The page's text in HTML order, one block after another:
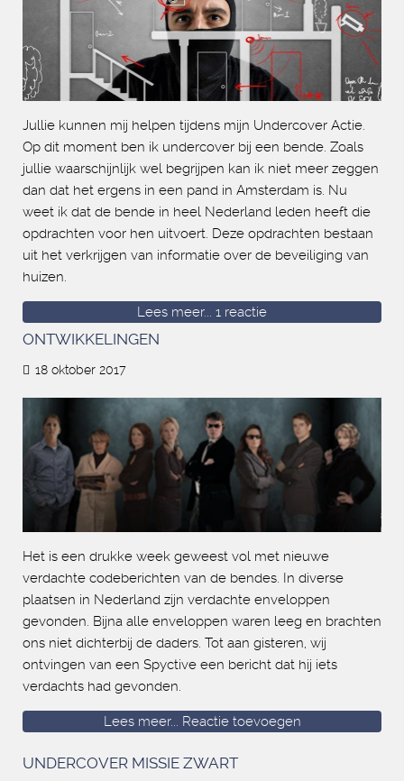
Jullie kunnen mij helpen tijdens mijn Undercover Actie.
Op dit moment ben ik undercover bij een bende. Zoals
jullie waarschijnlijk wel begrijpen kan ik niet meer zeggen
dan dat het ergens in een pand in Amsterdam is. Nu
weet ik dat de bende in heel Nederland leden heeft die
opdrachten voor hen uitvoert. Deze opdrachten bestaan
uit het verkrijgen van informatie over de beveiliging van
huizen.
Lees meer... 1 reactie
ONTWIKKELINGEN
18 oktober 2017
Het is een drukke week geweest vol met nieuwe
verdachte codeberichten van de bendes. In diverse
plaatsen in Nederland zijn verdachte enveloppen
gevonden. Bijna alle enveloppen waren leeg en brachten
ons niet dichterbij de daders. Tot aan gisteren, wij
ontvingen van een Spyctive een bericht dat hij iets
verdachts had gevonden.
Lees meer... Reactie toevoegen
UNDERCOVER MISSIE ZWART